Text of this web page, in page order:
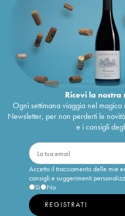
Ricevi la
Ogni settimana viaggia nel
Newsletter, per non perderti le
e i consigli
Accetto il tracciamento delle mie
consigli e suggerimenti
Sì
No
REGISTRATI